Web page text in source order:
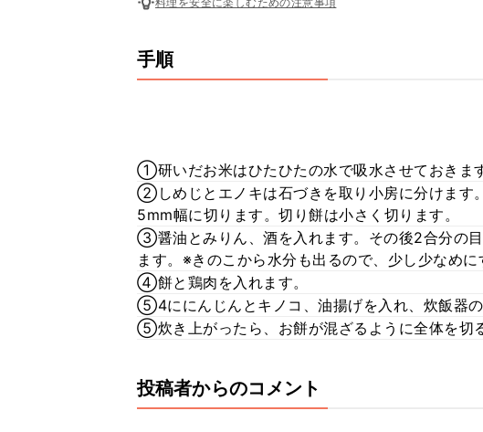
手順
①研いだお米はひたひたの水で吸水させておきます
②しめじとエノキは石づきを取り小房に分けます
5mm幅に切ります。切り餅は小さく切ります。
③醤油とみりん、酒を入れます。その後2合分の
ます。※きのこから水分も出るので、少し少なめに
④餅と鶏肉を入れます。
⑤4ににんじんとキノコ、油揚げを入れ、炊飯器の
⑤炊き上がったら、お餅が混ざるように全体を切
投稿者からのコメント